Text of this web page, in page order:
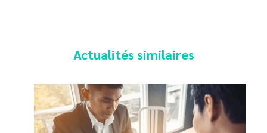
Actualités similaires